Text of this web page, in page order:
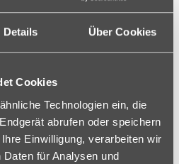
Details Über Cookies
Cookies
Technologien ein, die
abrufen oder speichern
Einwilligung, verarbeiten wir
für Analysen und